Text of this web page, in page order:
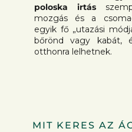
poloska irtás
mozgás és a
egyik fő „utazási
bőrönd vagy kabát,
otthonra lelhetnek.
MIT KERES AZ